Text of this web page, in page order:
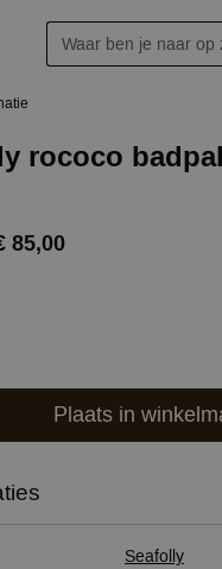
rococo
85,00
Plaats in
Seafolly